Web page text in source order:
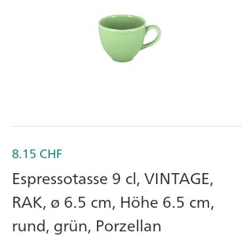
8.15 CHF
Espressotasse 9 cl, VINTAGE,
RAK, ø 6.5 cm, Höhe 6.5 cm,
rund, grün, Porzellan